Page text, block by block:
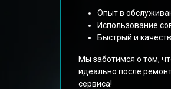
Опыт в
Использование
Быстрый и
Мы заботимся о том,
идеально после
сервиса!